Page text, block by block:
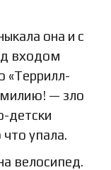
она и с
входом
«Террилл-
— зло
детски
упала.
велосипед.